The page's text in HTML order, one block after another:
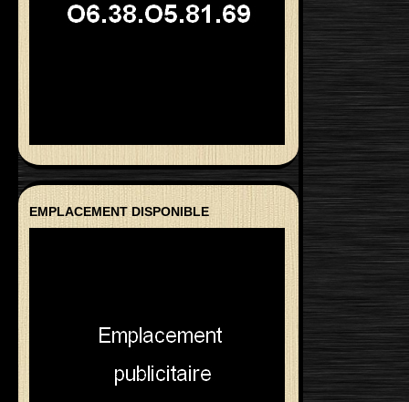
EMPLACEMENT DISPONIBLE